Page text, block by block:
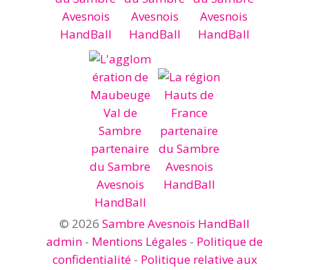
© 2026 Sambre Avesnois HandBall
admin - Mentions Légales - Politique de
confidentialité- Politique relative aux